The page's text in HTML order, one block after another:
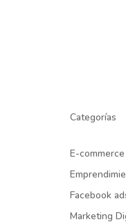
Categorías
E-commerce
Facebook
Marketing